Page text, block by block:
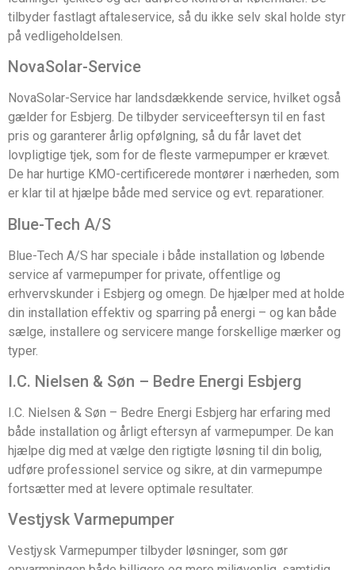
tilbyder fastlagt aftaleservice, så du ikke selv skal holde styr
på vedligeholdelsen.
NovaSolar-Service
NovaSolar-Service har landsdækkende service, hvilket også
gælder for Esbjerg. De tilbyder serviceeftersyn til en fast
pris og garanterer årlig opfølgning, så du får lavet det
lovpligtige tjek, som for de fleste varmepumper er krævet.
De har hurtige KMO-certificerede montører i nærheden, som
er klar til at hjælpe både med service og evt. reparationer.
Blue-Tech A/S
Blue-Tech A/S har speciale i både installation og løbende
service af varmepumper for private, offentlige og
erhvervskunder i Esbjerg og omegn. De hjælper med at holde
din installation effektiv og sparring på energi – og kan både
sælge, installere og servicere mange forskellige mærker og
typer.
I.C. Nielsen & Søn – Bedre Energi Esbjerg
I.C. Nielsen & Søn – Bedre Energi Esbjerg har erfaring med
både installation og årligt eftersyn af varmepumper. De kan
hjælpe dig med at vælge den rigtigte løsning til din bolig,
udføre professionel service og sikre, at din varmepumpe
fortsætter med at levere optimale resultater.
Vestjysk Varmepumper
Vestjysk Varmepumper tilbyder løsninger, som gør